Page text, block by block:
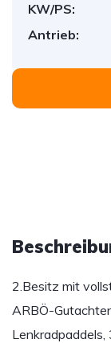
KW/PS:
Antrieb:
2.Besitz mit
ARBÖ-